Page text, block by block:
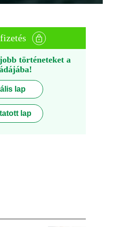
történeteket a
lap
lap